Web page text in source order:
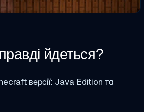
йдеться?
версії: Java Edition та